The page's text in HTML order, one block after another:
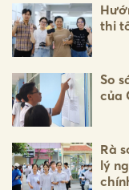
thi
So
của
Rà
lý